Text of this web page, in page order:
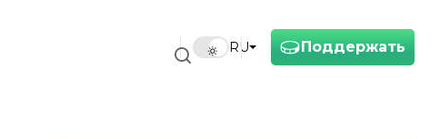
Поддержать
RU
«порноофисов» — главное за 20 мая